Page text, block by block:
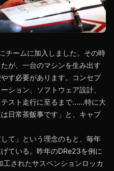
チームに加入しました。その時
が、一台のマシンを生み出す
す必要があります。コンセプ
ション、ソフトウェア設計、
スト走行に至るまで……特に大
日常茶飯事です」と、キャプ
て」という理念のもと、毎年
ている。昨年のDRe23を例に
されたサスペンションロッカ